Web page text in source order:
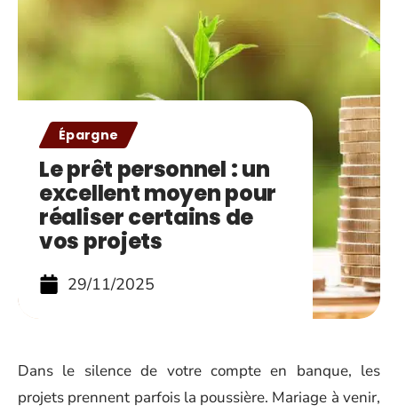
Épargne
Le prêt personnel : un
excellent moyen pour
réaliser certains de
vos projets
29/11/2025
Dans le silence de votre compte en banque, les
projets prennent parfois la poussière. Mariage à venir,